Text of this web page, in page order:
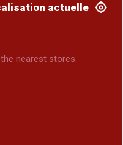
actuelle
nearest stores.